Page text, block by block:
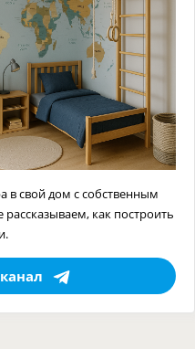
в свой дом с собственным
как построить